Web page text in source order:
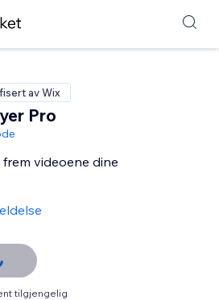
av Wix
Pro
videoene dine
tilgjengelig